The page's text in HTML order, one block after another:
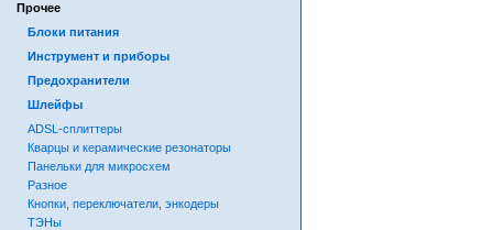
Прочее
Блоки питания
Инструмент и приборы
Предохранители
Шлейфы
ADSL-сплиттеры
Кварцы и керамические резонаторы
Панельки для микросхем
Разное
Кнопки, переключатели, энкодеры
ТЭНы